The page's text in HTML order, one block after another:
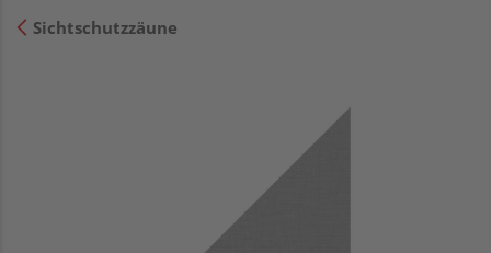
Sichtschutzzäune